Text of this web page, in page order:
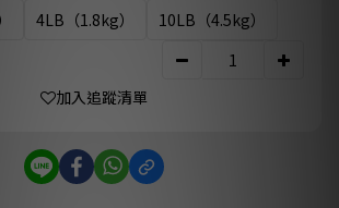
4LB（1.8kg）
10LB（4.5kg）
加入追蹤清單